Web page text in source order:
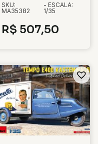
SKU:
MA35382
- ESCALA:
1/35
R$ 507,50